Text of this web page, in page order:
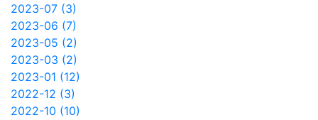
2023-07 (3)
2023-06 (7)
2023-05 (2)
2023-03 (2)
2023-01 (12)
2022-12 (3)
2022-10 (10)